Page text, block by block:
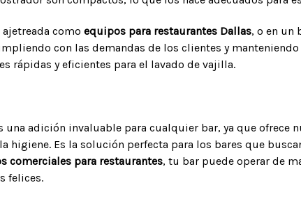
ajetreada como equipos para restaurantes Dallas, o en un
con las demandas de los clientes y
rápidas y eficientes para el lavado de vajilla.
una adición invaluable para cualquier bar, ya que
higiene. Es la solución perfecta para los bares que
comerciales para restaurantes, tu bar puede operar de
felices.